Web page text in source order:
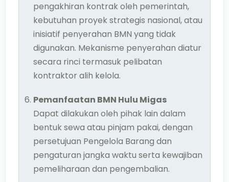
pengakhiran kontrak oleh pemerintah,
kebutuhan proyek strategis nasional, atau
inisiatif penyerahan BMN yang tidak
digunakan. Mekanisme penyerahan diatur
secara rinci termasuk pelibatan
kontraktor alih kelola.
Pemanfaatan BMN Hulu Migas
Dapat dilakukan oleh pihak lain dalam
bentuk sewa atau pinjam pakai, dengan
persetujuan Pengelola Barang dan
pengaturan jangka waktu serta kewajiban
pemeliharaan dan pengembalian.